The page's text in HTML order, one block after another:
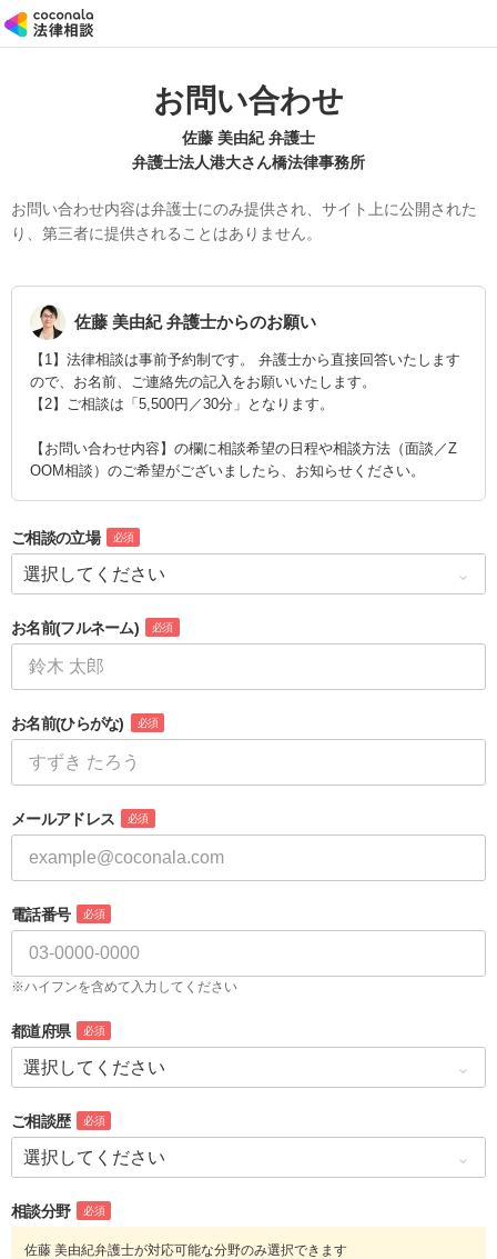
お問い合わせ
佐藤 美由紀 弁護士
弁護士法人港大さん橋法律事務所
お問い合わせ内容は弁護士にのみ提供され、サイト上に公開された
り、第三者に提供されることはありません。
佐藤 美由紀 弁護士からのお願い
【1】法律相談は事前予約制です。 弁護士から直接回答いたします
ので、お名前、ご連絡先の記入をお願いいたします。
【2】ご相談は「5,500円／30分」となります。
【お問い合わせ内容】の欄に相談希望の日程や相談方法（面談／Z
ご相談の立場 必須
お名前(フルネーム) 必須
お名前(ひらがな) 必須
メールアドレス 必須
電話番号 必須
※ハイフンを含めて入力してください
都道府県 必須
ご相談歴 必須
相談分野 必須
佐藤 美由紀弁護士が対応可能な分野のみ選択できます